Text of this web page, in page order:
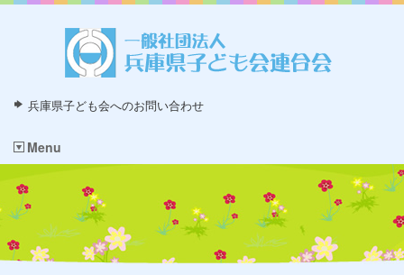
兵庫県子ども会へのお問い合わせ
Menu